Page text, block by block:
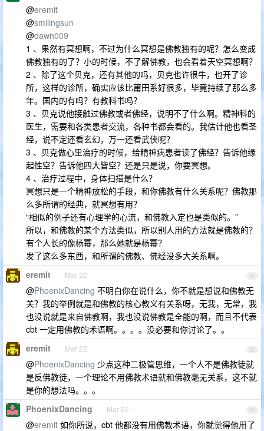
@eremit
@smilingsun
@dawn009
1 、果然有冥想啊，不过为什么冥想是佛教独有的呢？怎么变成
佛教独有的了？小的时候，不了解佛教，也会看着天空冥想啊？
2 、除了这个贝克，还有其他的吗，贝克也许很牛，也开了诊
所，这样的诊所，确实应该比莆田系好很多，毕竟持续了那么多
年。国内的有吗？有教科书吗？
3 、贝克说他接触过佛教或者佛经，说明不了什么啊。精神科的
医生，需要和各类患者交流，各种书都会看的。我估计他也看圣
经，说不定还看玄幻，万一还看武侠呢？
3 、贝克做心里治疗的时候，给精神病患者读了佛经？告诉他缘
起性空？告诉他四大皆空？还是只是说，你要冥想。
4 、治疗过程中，身体扫描是什么？
冥想只是一个精神放松的手段，和你佛教有什么关系呢？佛教那
么多所谓的经典，就冥想有用？
“相似的例子还有心理学的心流，和佛教入定也是类似的。”
所以，和佛教的某个方法类似，所以别人用的方法就是佛教的？
有个人长的像杨幂，那么她就是杨幂？
发了这么多东西，和所谓的佛教、佛经没多大关系啊。
51
eremit Mar 22
@PhoenixDancing 不明白你在说什么，你不就是想说和佛教无
关？我的举例就是和佛教的核心教义有关系呀，无我，无常，我
也没说就是来自佛教啊，我也没说佛教是全能的啊，而且不代表
cbt 一定用佛教的术语啊。。。。没必要和你讨论了。。
52
eremit Mar 22
@PhoenixDancing 少点这种二极管思维，一个人不是佛教徒就
是反佛教徒，一个理论不用佛教术语就和佛教毫无关系，这不就
是你的想法吗。。。
53
PhoenixDancing Mar 22
@eremit 如你所说，cbt 他都没有用佛教术语，你就觉得他用了